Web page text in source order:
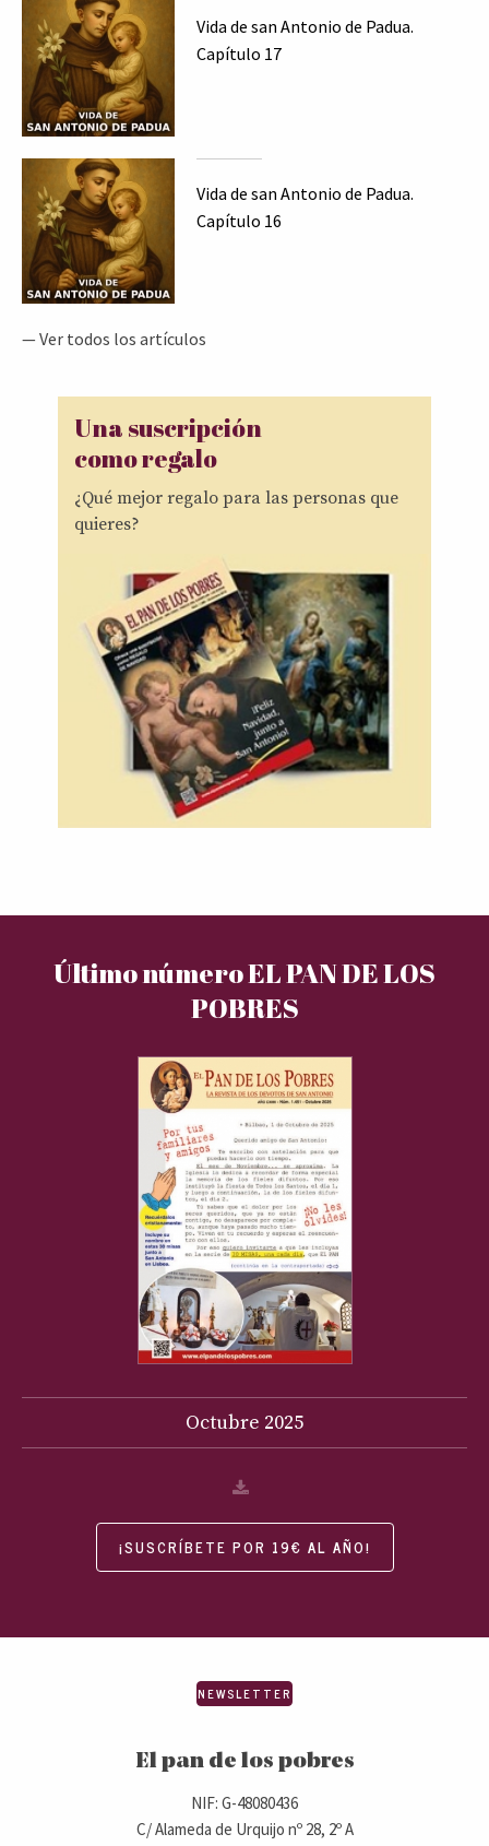
Vida de san Antonio de Padua.
Capítulo 17
Vida de san Antonio de Padua.
Capítulo 16
— Ver todos los artículos
Una suscripción
como regalo
¿Qué mejor regalo para las personas que
quieres?
Último número EL PAN DE LOS
POBRES
Octubre 2025
¡SUSCRÍBETE POR 19€ AL AÑO!
El pan de los pobres
NIF: G-48080436
C/ Alameda de Urquijo nº 28, 2º A
NEWSLETTER